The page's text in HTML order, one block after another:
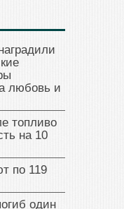
любовь и
топливо
на 10
по 119
один